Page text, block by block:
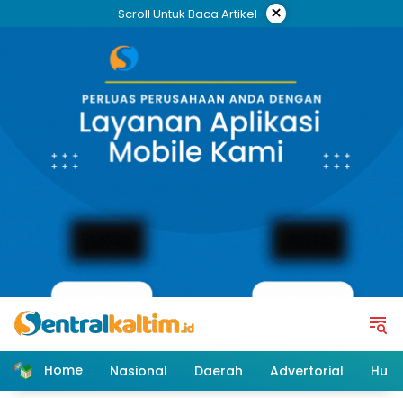
Scroll Untuk Baca Artikel ×
Home Nasional Daerah Advertorial